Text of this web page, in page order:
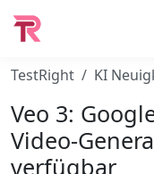
TestRight KI
Veo 3:
Video-
verfügbar